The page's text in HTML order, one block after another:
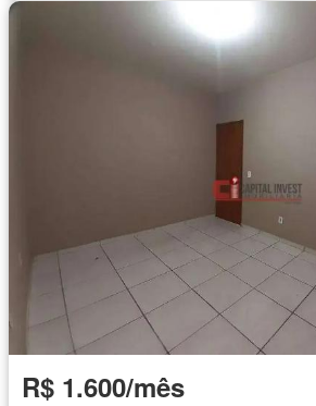
R$ 1.600/mês